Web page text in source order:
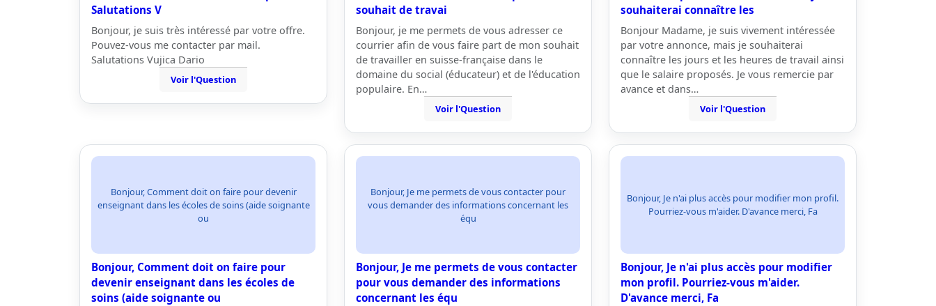
Salutations V
Bonjour, je suis très intéressé par votre offre.
Pouvez-vous me contacter par mail.
Salutations Vujica Dario
Voir l'Question
souhait de travai
Bonjour, je me permets de vous adresser ce
courrier afin de vous faire part de mon souhait
de travailler en suisse-française dans le
domaine du social (éducateur) et de l'éducation
populaire. En…
Voir l'Question
souhaiterai connaître les
Bonjour Madame, je suis vivement intéressée
par votre annonce, mais je souhaiterai
connaître les jours et les heures de travail ainsi
que le salaire proposés. Je vous remercie par
avance et dans…
Voir l'Question
Bonjour, Comment doit on faire pour devenir
enseignant dans les écoles de soins (aide soignante
ou
Bonjour, Comment doit on faire pour
devenir enseignant dans les écoles de
soins (aide soignante ou
Bonjour, Je me permets de vous contacter pour
vous demander des informations concernant les
équ
Bonjour, Je me permets de vous contacter
pour vous demander des informations
concernant les équ
Bonjour, Je n'ai plus accès pour modifier mon profil.
Pourriez-vous m'aider. D'avance merci, Fa
Bonjour, Je n'ai plus accès pour modifier
mon profil. Pourriez-vous m'aider.
D'avance merci, Fa